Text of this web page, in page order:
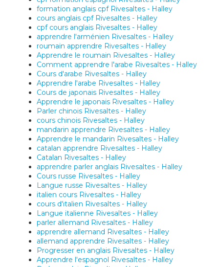
formation anglais cpf Rivesaltes - Halley
cours anglais cpf Rivesaltes - Halley
cpf cours anglais Rivesaltes - Halley
apprendre l'arménien Rivesaltes - Halley
roumain apprendre Rivesaltes - Halley
Apprendre le roumain Rivesaltes - Halley
Comment apprendre l'arabe Rivesaltes - Halley
Cours d'arabe Rivesaltes - Halley
Apprendre l'arabe Rivesaltes - Halley
Cours de japonais Rivesaltes - Halley
Apprendre le japonais Rivesaltes - Halley
Parler chinois Rivesaltes - Halley
cours chinois Rivesaltes - Halley
mandarin apprendre Rivesaltes - Halley
Apprendre le mandarin Rivesaltes - Halley
catalan apprendre Rivesaltes - Halley
Catalan Rivesaltes - Halley
apprendre parler anglais Rivesaltes - Halley
Cours russe Rivesaltes - Halley
Langue russe Rivesaltes - Halley
italien cours Rivesaltes - Halley
cours d'italien Rivesaltes - Halley
Langue italienne Rivesaltes - Halley
parler allemand Rivesaltes - Halley
apprendre allemand Rivesaltes - Halley
allemand apprendre Rivesaltes - Halley
Progresser en anglais Rivesaltes - Halley
Apprendre l'espagnol Rivesaltes - Halley